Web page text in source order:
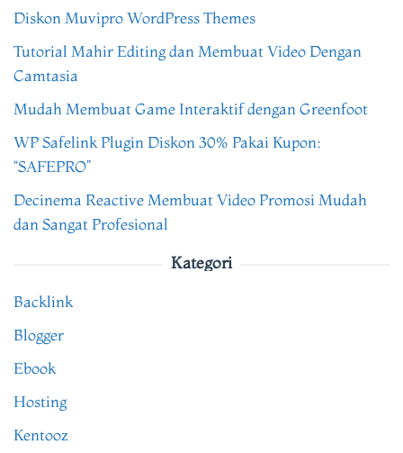
Diskon Muvipro WordPress Themes
Tutorial Mahir Editing dan Membuat Video Dengan
Camtasia
Mudah Membuat Game Interaktif dengan Greenfoot
WP Safelink Plugin Diskon 30% Pakai Kupon:
“SAFEPRO”
Decinema Reactive Membuat Video Promosi Mudah
dan Sangat Profesional
Kategori
Backlink
Blogger
Ebook
Hosting
Kentooz